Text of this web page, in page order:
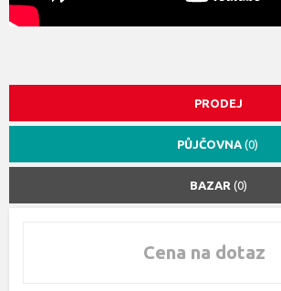
PRODEJ
PŮJČOVNA (0)
BAZAR (0)
Cena na dotaz